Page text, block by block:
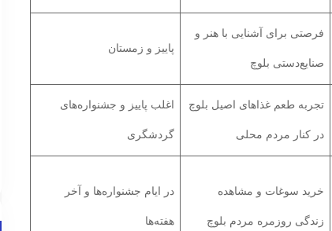
فرصتی برای آشنایی با هنر و
صنایع‌دستی بلوچ
پاییز و زمستان
تجربه طعم غذاهای اصیل بلوچ
در کنار مردم محلی
اغلب پاییز و جشنواره‌های
گردشگری
خرید سوغات و مشاهده
زندگی روزمره مردم بلوچ
در ایام جشنواره‌ها و آخر
هفته‌ها